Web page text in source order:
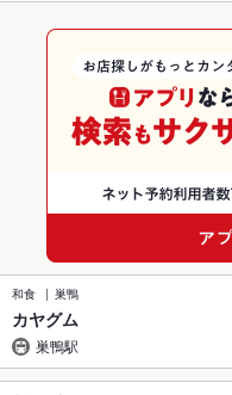
和食 巣鴨
カヤグム
巣鴨駅